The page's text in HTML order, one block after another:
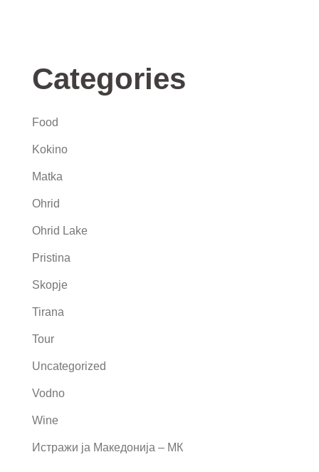
Categories
Food
Kokino
Matka
Ohrid
Ohrid Lake
Pristina
Skopje
Tirana
Tour
Uncategorized
Vodno
Wine
Истражи ја Македонија – МК